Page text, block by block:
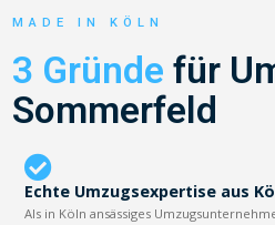
MADE IN KÖLN
3 Gründe für
Sommerfeld
Echte Umzugsexpertise aus
Als in Köln ansässiges